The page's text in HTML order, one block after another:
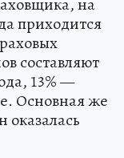
на
приходится
составляют
13% —
Основная же